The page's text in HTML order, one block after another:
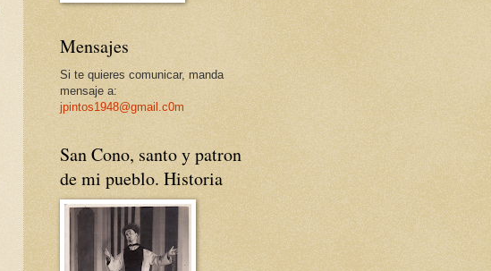
Mensajes
Si te quieres comunicar, manda
mensaje a:
jpintos1948@gmail.c0m
San Cono, santo y patron
de mi pueblo. Historia